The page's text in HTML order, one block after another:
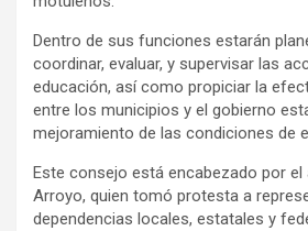
Dentro de sus funciones estarán
coordinar, evaluar, y supervisar las
educación, así como propiciar la
entre los municipios y el gobierno
mejoramiento de las condiciones de
Este consejo está encabezado por el
Arroyo, quien tomó protesta a
dependencias locales, estatales y